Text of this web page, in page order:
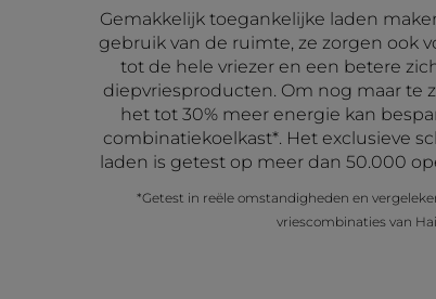
Gemakkelijk toegankelijke laden
gebruik van de ruimte, ze zorgen ook
tot de hele vriezer en een betere
diepvriesproducten. Om nog maar te
het tot 30% meer energie kan
combinatiekoelkast*. Het exclusieve
laden is getest op meer dan 50.000
*Getest in reële omstandigheden en
vriescombinaties van